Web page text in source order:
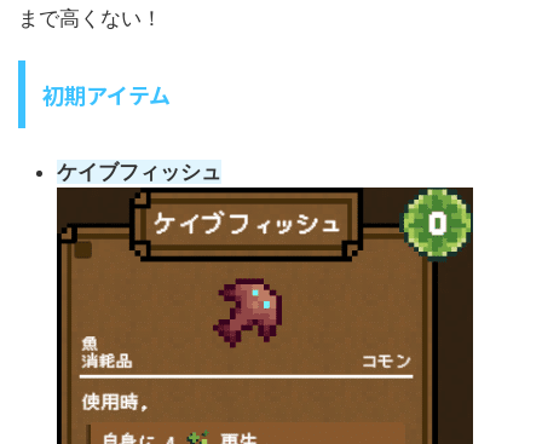
まで高くない！
初期アイテム
ケイブフィッシュ